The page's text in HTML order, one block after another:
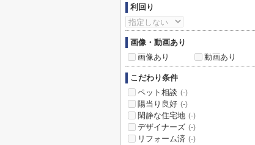
利回り
画像・動画あり
画像あり
動画あり
こだわり条件
ペット相談 (-)
陽当り良好 (-)
閑静な住宅地 (-)
デザイナーズ (-)
リフォーム済 (-)